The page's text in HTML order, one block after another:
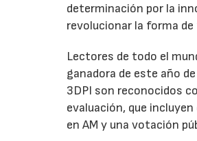
determinación por la
revolucionar la forma
Lectores de todo el
ganadora de este año
3DPI son reconocidos
evaluación, que
en AM y una votación